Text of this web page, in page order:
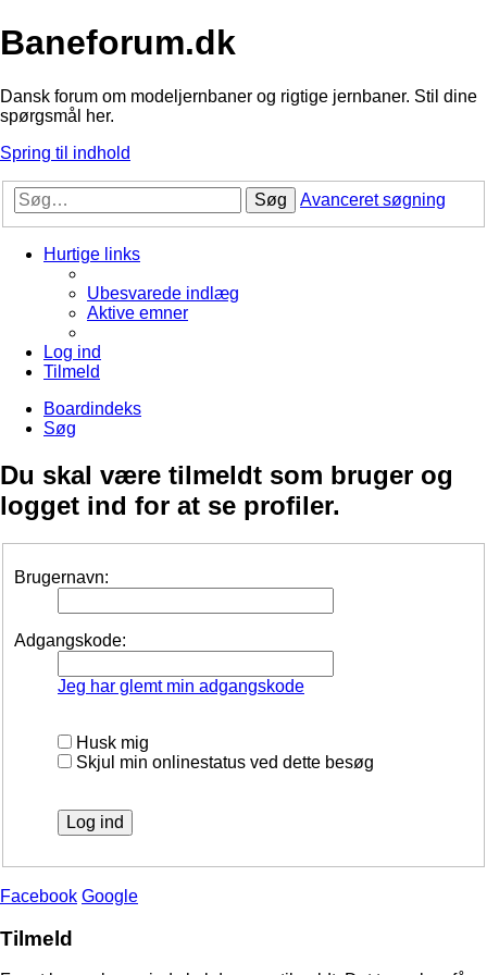
Baneforum.dk
Dansk forum om modeljernbaner og rigtige jernbaner. Stil dine
spørgsmål her.
Spring til indhold
Søg Avanceret søgning
Hurtige links
Ubesvarede indlæg
Aktive emner
Log ind
Tilmeld
Boardindeks
Søg
Du skal være tilmeldt som bruger og
logget ind for at se profiler.
Brugernavn:
Adgangskode:
Jeg har glemt min adgangskode
Husk mig
Skjul min onlinestatus ved dette besøg
Facebook Google
Tilmeld